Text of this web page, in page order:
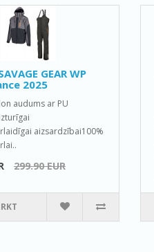
GEAR WP
2025
audums ar PU
aizsardzībai100%
299.90 EUR